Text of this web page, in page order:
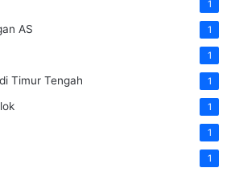
1
AS 1
1
Timur Tengah 1
1
1
1